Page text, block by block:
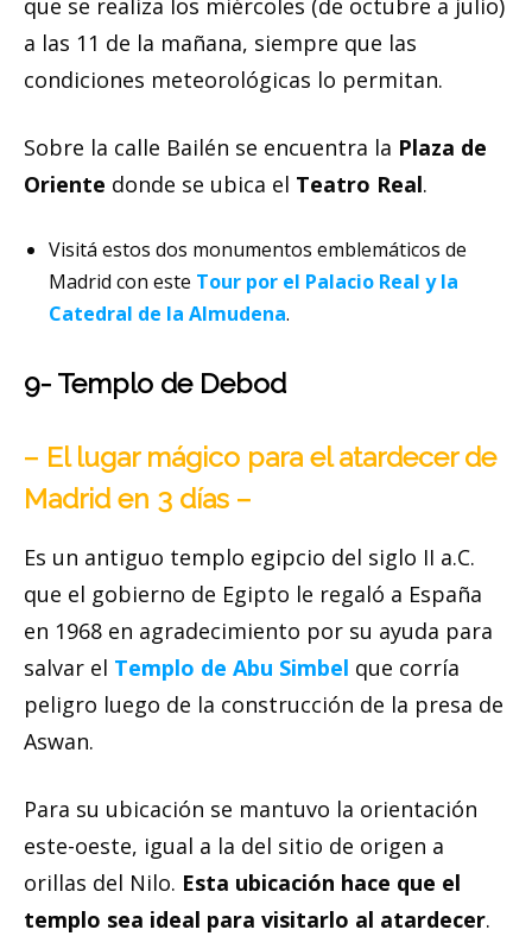
que se realiza los miércoles (de octubre a julio)
a las 11 de la mañana, siempre que las
condiciones meteorológicas lo permitan.
Sobre la calle Bailén se encuentra la Plaza de
Oriente donde se ubica el Teatro Real.
Visitá estos dos monumentos emblemáticos de
Madrid con este Tour por el Palacio Real y la
Catedral de la Almudena.
9- Templo de Debod
– El lugar mágico para el atardecer de
Madrid en 3 días –
Es un antiguo templo egipcio del siglo II a.C.
que el gobierno de Egipto le regaló a España
en 1968 en agradecimiento por su ayuda para
salvar el Templo de Abu Simbel que corría
peligro luego de la construcción de la presa de
Aswan.
Para su ubicación se mantuvo la orientación
este-oeste, igual a la del sitio de origen a
orillas del Nilo. Esta ubicación hace que el
templo sea ideal para visitarlo al atardecer.